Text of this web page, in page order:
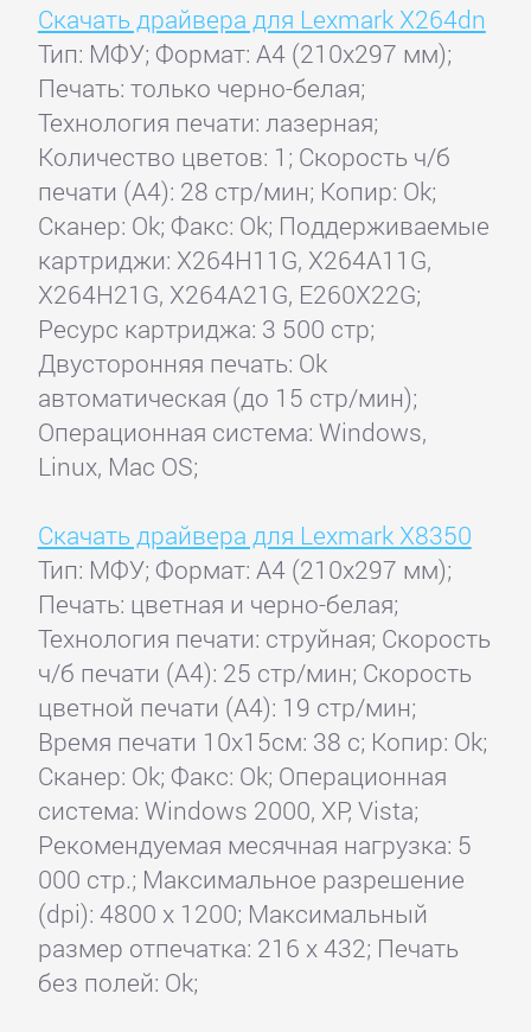
Скачать драйвера для Lexmark X264dn
Тип: МФУ; Формат: A4 (210x297 мм);
Печать: только черно-белая;
Технология печати: лазерная;
Количество цветов: 1; Скорость ч/б
печати (А4): 28 стр/мин; Копир: Ok;
Сканер: Ok; Факс: Ok; Поддерживаемые
картриджи: X264H11G, X264A11G,
X264H21G, X264A21G, E260X22G;
Ресурс картриджа: 3 500 стр;
Двусторонняя печать: Ok
автоматическая (до 15 стр/мин);
Операционная система: Windows,
Linux, Mac OS;
Скачать драйвера для Lexmark X8350
Тип: МФУ; Формат: A4 (210x297 мм);
Печать: цветная и черно-белая;
Технология печати: струйная; Скорость
ч/б печати (А4): 25 стр/мин; Скорость
цветной печати (А4): 19 стр/мин;
Время печати 10x15см: 38 с; Копир: Ok;
Сканер: Ok; Факс: Ok; Операционная
система: Windows 2000, XP, Vista;
Рекомендуемая месячная нагрузка: 5
000 стр.; Максимальное разрешение
(dpi): 4800 x 1200; Максимальный
размер отпечатка: 216 x 432; Печать
без полей: Ok;